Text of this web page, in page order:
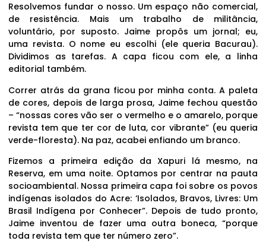
Resolvemos fundar o nosso. Um espaço não comercial,
de resistência. Mais um trabalho de militância,
voluntário, por suposto. Jaime propôs um jornal; eu,
uma revista. O nome eu escolhi (ele queria Bacurau).
Dividimos as tarefas. A capa ficou com ele, a linha
editorial também.
Correr atrás da grana ficou por minha conta. A paleta
de cores, depois de larga prosa, Jaime fechou questão
– “nossas cores vão ser o vermelho e o amarelo, porque
revista tem que ter cor de luta, cor vibrante” (eu queria
verde-floresta). Na paz, acabei enfiando um branco.
Fizemos a primeira edição da Xapuri lá mesmo, na
Reserva, em uma noite. Optamos por centrar na pauta
socioambiental. Nossa primeira capa foi sobre os povos
indígenas isolados do Acre: ‘Isolados, Bravos, Livres: Um
Brasil Indígena por Conhecer”. Depois de tudo pronto,
Jaime inventou de fazer uma outra boneca, “porque
toda revista tem que ter número zero”.